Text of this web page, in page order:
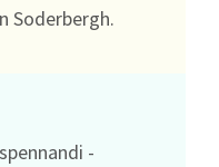
Soderbergh.
-